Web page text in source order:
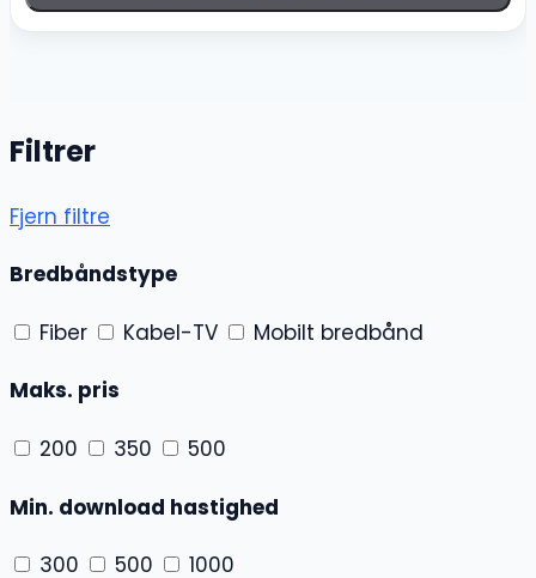
Filtrer
Fjern filtre
Bredbåndstype
Fiber Kabel-TV Mobilt bredbånd
Maks. pris
200 350 500
Min. download hastighed
300 500 1000